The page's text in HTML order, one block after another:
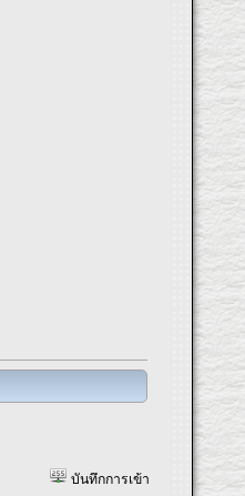
บันทึกการเข้า